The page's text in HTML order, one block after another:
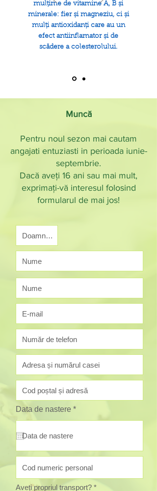
mulțime de vitamine A, B și
minerale: fier și magneziu, ci și
mulți antioxidanți care au un
efect antiinflamator și de
scădere a colesterolului.
Muncă
Pentru noul sezon mai cautam
angajati entuziasti in perioada iunie-
septembrie.
Dacă aveți 16 ani sau mai mult,
exprimați-vă interesul folosind
formularul de mai jos!
Data de nastere *r
e
Aveți propriul transport? *O